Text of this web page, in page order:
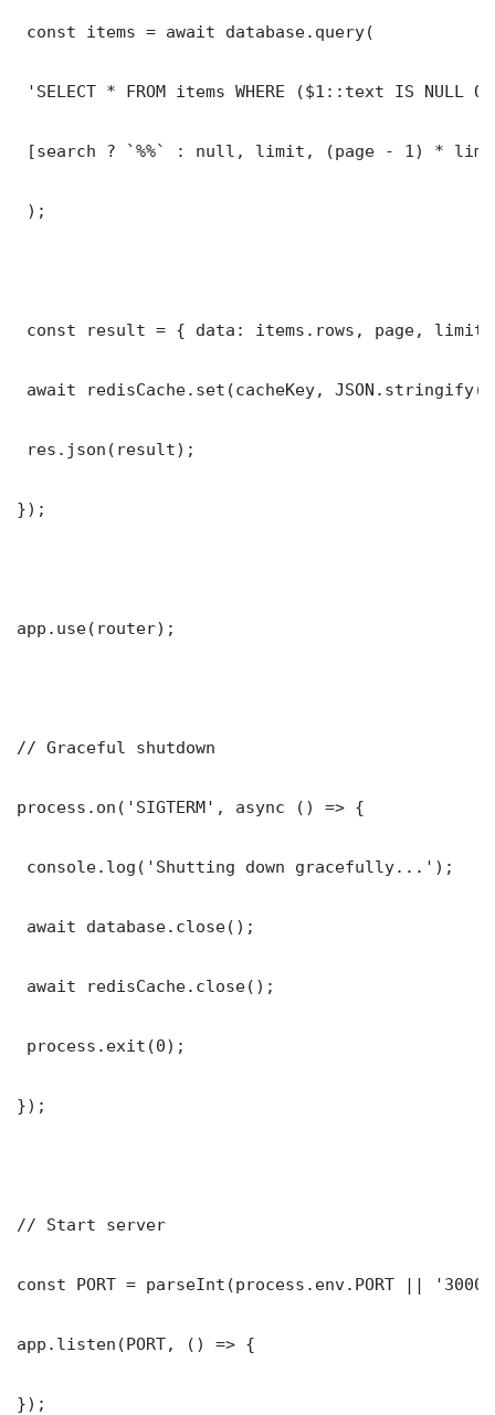
const items = await database.query(
'SELECT * FROM items WHERE ($1::text IS NULL
[search ? `%%` : null, limit, (page - 1) *
);
const result = { data: items.rows, page,
await redisCache.set(cacheKey,
res.json(result);
});
app.use(router);
// Graceful shutdown
process.on('SIGTERM', async () => {
console.log('Shutting down gracefully...');
await database.close();
await redisCache.close();
process.exit(0);
});
// Start server
const PORT = parseInt(process.env.PORT ||
app.listen(PORT, () => {
});